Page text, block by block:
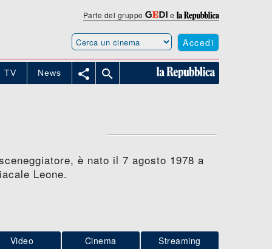
Parte del gruppo e
Accedi
TV News  
è nato il 7 agosto 1978 a
Leone.
Video Cinema Streaming